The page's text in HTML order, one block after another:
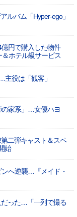
ルバム「Hyper-ego」
億円で購入した物件
ホテル級サービス
主役は「観客」
の家系」…女優ハヨ
二弾キャスト＆スペ
始
へ逆襲…『メイド・
だった…「一列で撮る